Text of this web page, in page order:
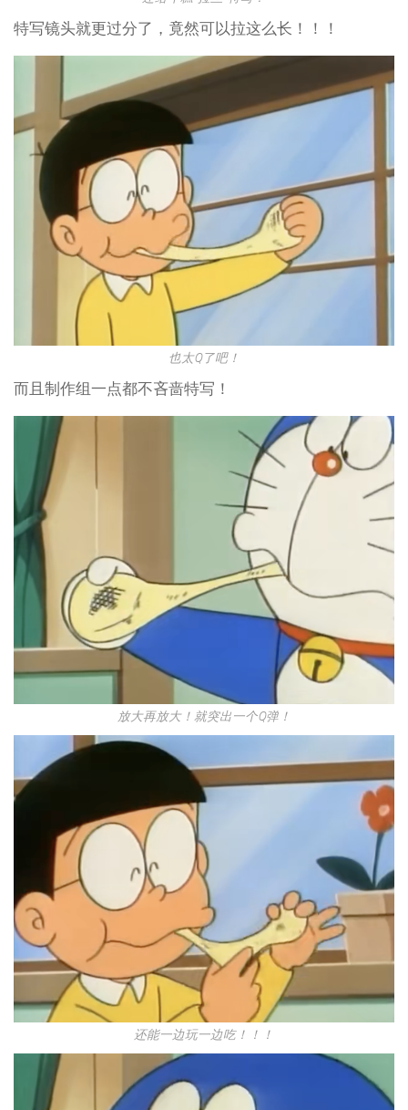
特写镜头就更过分了，竟然可以拉这么长！！！
也太Q了吧！
而且制作组一点都不吝啬特写！
放大再放大！就突出一个Q弹！
还能一边玩一边吃！！！